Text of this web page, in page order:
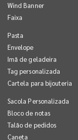
Wind Banner
Faixa
Pasta
Envelope
Imã de geladeira
Tag personalizada
Cartela para bijouteria
Sacola Personalizada
Bloco de notas
Talão de pedidos
Caneta